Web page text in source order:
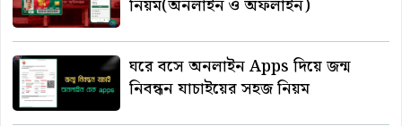
নিয়ম(অনলাইন ও অফলাইন)
ঘরে বসে অনলাইন Apps দিয়ে জন্ম
নিবন্ধন যাচাইয়ের সহজ নিয়ম